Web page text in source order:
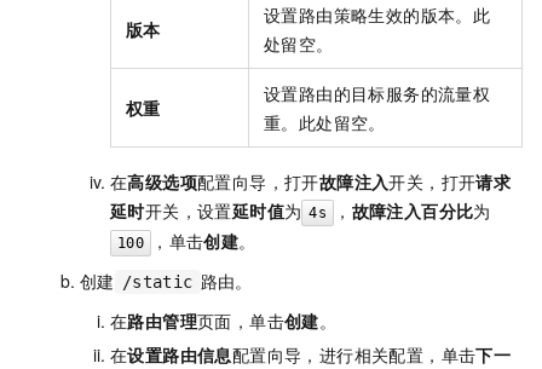
版本
设置路由策略生效的版本。此
处留空。
权重
设置路由的目标服务的流量权
重。此处留空。
在高级选项配置向导，打开故障注入开关，打开请求
延时开关，设置延时值为 4s ， 故障注入百分比为
100 ，单击创建。
创建
/static 路由。
在路由管理页面，单击创建。
在设置路由信息配置向导，进行相关配置，单击下一